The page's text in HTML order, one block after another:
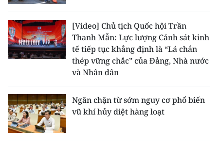
[Video] Chủ tịch Quốc hội Trần
Thanh Mẫn: Lực lượng Cảnh sát kinh
tế tiếp tục khẳng định là “Lá chắn
thép vững chắc” của Đảng, Nhà nước
và Nhân dân
Ngăn chặn từ sớm nguy cơ phổ biến
vũ khí hủy diệt hàng loạt